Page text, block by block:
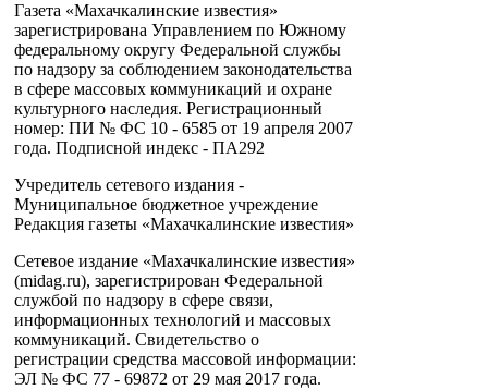
Газета «Махачкалинские известия»
зарегистрирована Управлением по Южному
федеральному округу Федеральной службы
по надзору за соблюдением законодательства
в сфере массовых коммуникаций и охране
культурного наследия. Регистрационный
номер: ПИ № ФС 10 - 6585 от 19 апреля 2007
года. Подписной индекс - ПА292
Учредитель сетевого издания -
Муниципальное бюджетное учреждение
Редакция газеты «Махачкалинские известия»
Сетевое издание «Махачкалинские известия»
(midag.ru), зарегистрирован Федеральной
службой по надзору в сфере связи,
информационных технологий и массовых
коммуникаций. Свидетельство о
регистрации средства массовой информации:
ЭЛ № ФС 77 - 69872 от 29 мая 2017 года.